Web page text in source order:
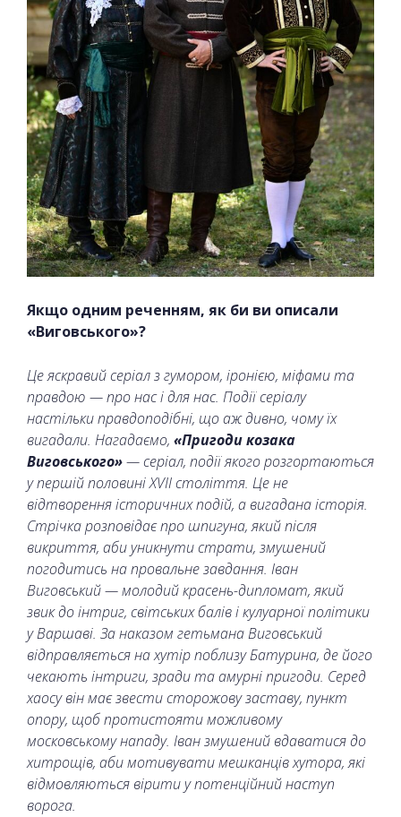
Якщо одним реченням, як би ви описали
«Виговського»?
Це яскравий серіал з гумором, іронією, міфами та
правдою — про нас і для нас. Події серіалу
настільки правдоподібні, що аж дивно, чому їх
вигадали. Нагадаємо, «Пригоди козака
Виговського»— серіал, події якого розгортаються
у першій половині XVII століття. Це не
відтворення історичних подій, а вигадана історія.
Стрічка розповідає про шпигуна, який після
викриття, аби уникнути страти, змушений
погодитись на провальне завдання. Іван
Виговський — молодий красень-дипломат, який
звик до інтриг, світських балів і кулуарної політики
у Варшаві. За наказом гетьмана Виговський
відправляється на хутір поблизу Батурина, де його
чекають інтриги, зради та амурні пригоди. Серед
хаосу він має звести сторожову заставу, пункт
опору, щоб протистояти можливому
московському нападу. Іван змушений вдаватися до
хитрощів, аби мотивувати мешканців хутора, які
відмовляються вірити у потенційний наступ
ворога.